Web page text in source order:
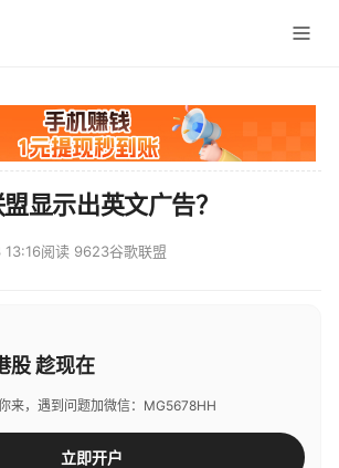
显示出英文广告？
阅读 9623谷歌联盟
股 趁现在
来，遇到问题加微信：MG5678HH
立即开户